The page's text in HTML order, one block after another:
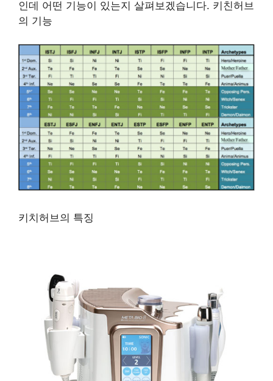
인데 어떤 기능이 있는지 살펴보겠습니다. 키친허브
의 기능
키치허브의 특징